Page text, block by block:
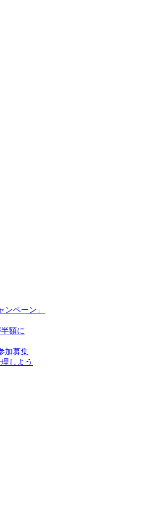
ペーン」
額に
加募集
しよう